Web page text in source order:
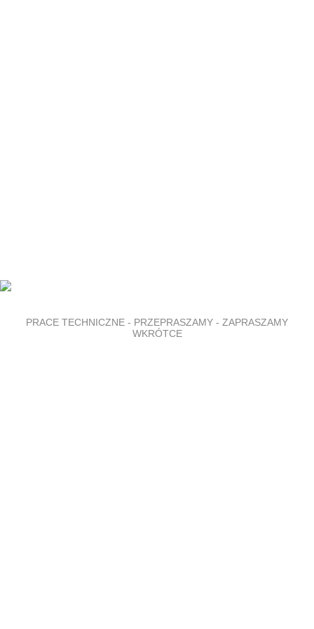
PRACE TECHNICZNE - PRZEPRASZAMY - ZAPRASZAMY
WKRÓTCE